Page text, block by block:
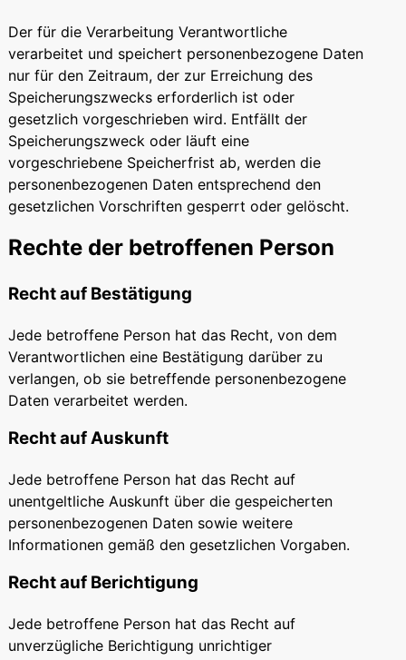
Der für die Verarbeitung Verantwortliche
verarbeitet und speichert personenbezogene Daten
nur für den Zeitraum, der zur Erreichung des
Speicherungszwecks erforderlich ist oder
gesetzlich vorgeschrieben wird. Entfällt der
Speicherungszweck oder läuft eine
vorgeschriebene Speicherfrist ab, werden die
personenbezogenen Daten entsprechend den
gesetzlichen Vorschriften gesperrt oder gelöscht.
Rechte der betroffenen Person
Recht auf Bestätigung
Jede betroffene Person hat das Recht, von dem
Verantwortlichen eine Bestätigung darüber zu
verlangen, ob sie betreffende personenbezogene
Daten verarbeitet werden.
Recht auf Auskunft
Jede betroffene Person hat das Recht auf
unentgeltliche Auskunft über die gespeicherten
personenbezogenen Daten sowie weitere
Informationen gemäß den gesetzlichen Vorgaben.
Recht auf Berichtigung
Jede betroffene Person hat das Recht auf
unverzügliche Berichtigung unrichtiger